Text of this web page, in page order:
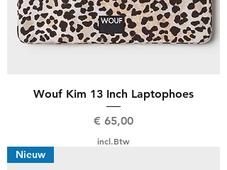
Wouf Kim 13 Inch Laptophoes
Prijs
€ 65,00
incl.Btw
Nieuw